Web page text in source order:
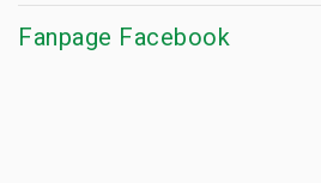
Fanpage Facebook